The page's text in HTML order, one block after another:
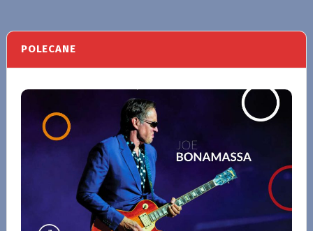
POLECANE